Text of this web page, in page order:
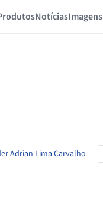
NotíciasImagens
Adrian Lima Carvalho